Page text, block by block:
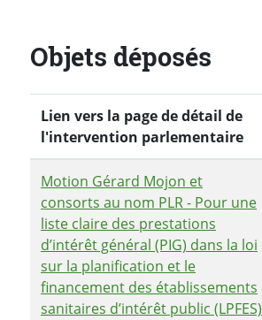
Objets déposés
Lien vers la page de détail de
l'intervention parlementaire
Motion Gérard Mojon et
consorts au nom PLR - Pour une
liste claire des prestations
d’intérêt général (PIG) dans la loi
sur la planification et le
financement des établissements
sanitaires d’intérêt public (LPFES)